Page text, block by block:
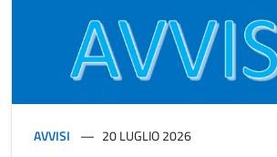
AVVISI 20 LUGLIO 2026